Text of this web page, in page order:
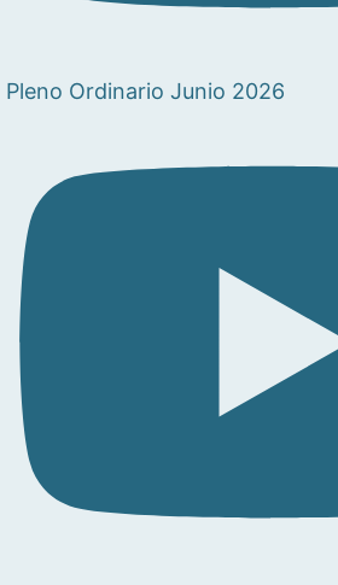
Pleno Ordinario Junio 2026